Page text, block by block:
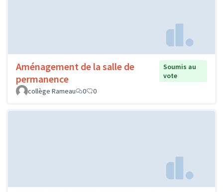
Aménagement de la salle de
permanence
Soumis au
vote
collège Rameau
0 0